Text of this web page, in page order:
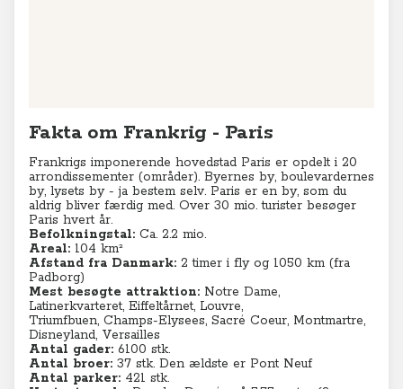
Fakta om Frankrig - Paris
Frankrigs imponerende hovedstad Paris er opdelt i 20
arrondissementer (områder). Byernes by, boulevardernes
by, lysets by - ja bestem selv. Paris er en by, som du
aldrig bliver færdig med. Over 30 mio. turister besøger
Paris hvert år.
Befolkningstal: Ca. 2.2 mio.
Areal: 104 km²
Afstand fra Danmark: 2 timer i fly og 1050 km (fra
Padborg)
Mest besøgte attraktion: Notre Dame,
Latinerkvarteret, Eiffeltårnet, Louvre,
Triumfbuen, Champs-Elysees, Sacré Coeur, Montmartre,
Disneyland, Versailles
Antal gader: 6100 stk.
Antal broer: 37 stk. Den ældste er Pont Neuf
Antal parker: 421 stk.